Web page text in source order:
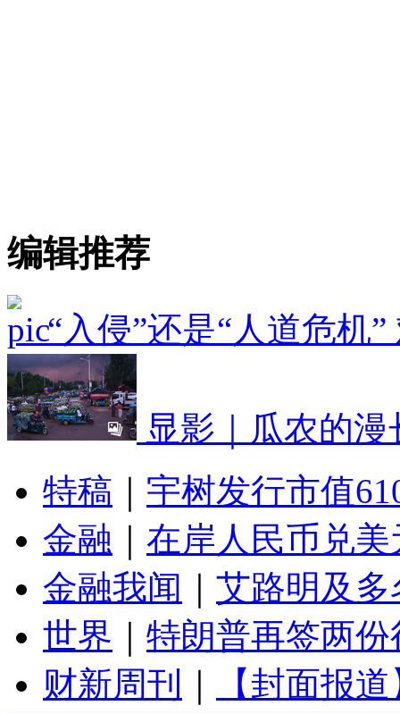
编辑推荐
“入侵”还是“人道危机
显影｜瓜农的漫
特稿
宇树发行市值
金融
在岸人民币兑
金融我闻
艾路明及
世界
特朗普再签两
财新周刊
【封面报